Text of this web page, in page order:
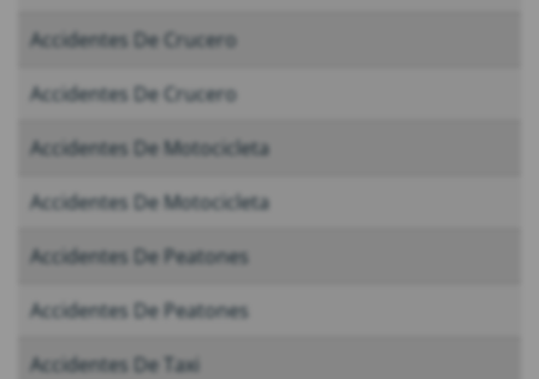
Accidentes De Crucero
Accidentes De Crucero
Accidentes De Motocicleta
Accidentes De Motocicleta
Accidentes De Peatones
Accidentes De Peatones
Accidentes De Taxi